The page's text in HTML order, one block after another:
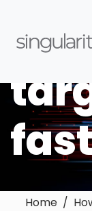
Home /